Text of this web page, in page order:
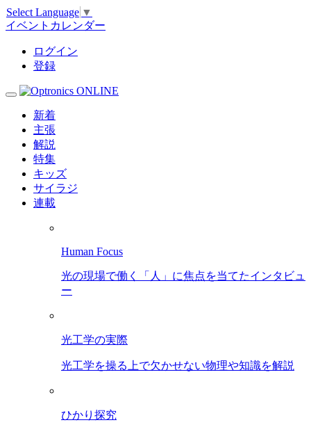
Select Language ▼
イベントカレンダー
ログイン
登録
新着
主張
解説
特集
キッズ
サイラジ
連載
Human Focus
光の現場で働く「人」に焦点を当てたインタビュ
ー
光工学の実際
光工学を操る上で欠かせない物理や知識を解説
ひかり探究